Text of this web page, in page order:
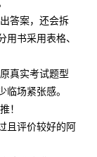
答案，还会拆
书采用表格、
真实考试题型
场紧张感。
！
且评价较好的阿